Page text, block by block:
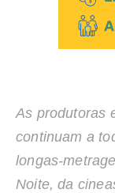
As produtoras
continuam a
longas-
Noite, da